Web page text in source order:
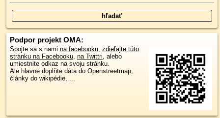
Podpor projekt OMA:
Spojte sa s nami na facebooku, zdieľajte túto
stránku na Facebooku, na Twittri, alebo
umiestnite odkaz na svoju stránku.
Ale hlavne doplňte dáta do Openstreetmap,
články do wikipédie, ...